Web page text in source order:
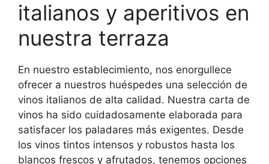
italianos y aperitivos en
nuestra terraza
En nuestro establecimiento, nos enorgullece
ofrecer a nuestros huéspedes una selección de
vinos italianos de alta calidad. Nuestra carta de
vinos ha sido cuidadosamente elaborada para
satisfacer los paladares más exigentes. Desde
los vinos tintos intensos y robustos hasta los
blancos frescos y afrutados, tenemos opciones